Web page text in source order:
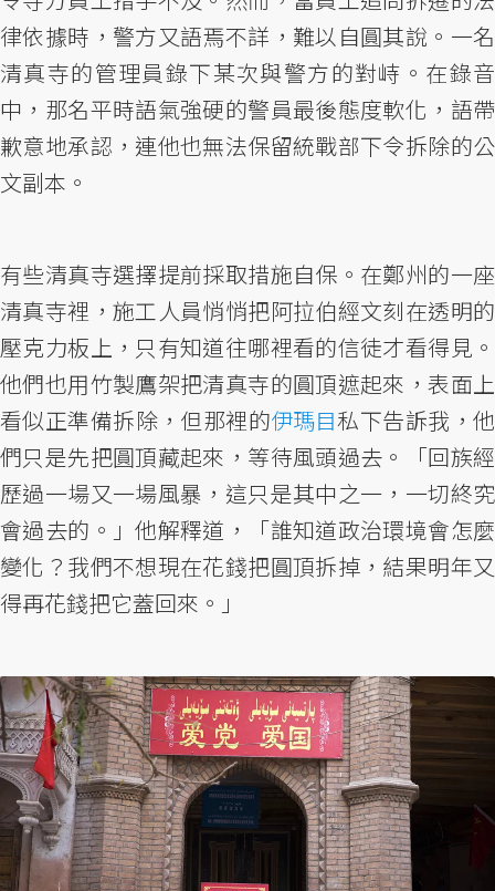
律依據時，警方又語焉不詳，難以自圓其說。一名
清真寺的管理員錄下某次與警方的對峙。在錄音
中，那名平時語氣強硬的警員最後態度軟化，語帶
歉意地承認，連他也無法保留統戰部下令拆除的公
文副本。
有些清真寺選擇提前採取措施自保。在鄭州的一座
清真寺裡，施工人員悄悄把阿拉伯經文刻在透明的
壓克力板上，只有知道往哪裡看的信徒才看得見。
他們也用竹製鷹架把清真寺的圓頂遮起來，表面上
看似正準備拆除，但那裡的伊瑪目私下告訴我，他
們只是先把圓頂藏起來，等待風頭過去。「回族經
歷過一場又一場風暴，這只是其中之一，一切終究
會過去的。」他解釋道，「誰知道政治環境會怎麼
變化？我們不想現在花錢把圓頂拆掉，結果明年又
得再花錢把它蓋回來。」